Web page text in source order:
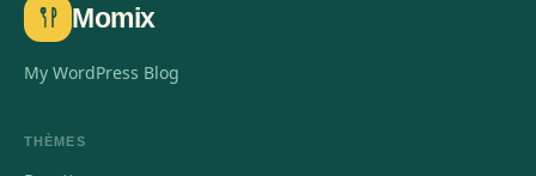
Momix
My WordPress Blog
THÈMES